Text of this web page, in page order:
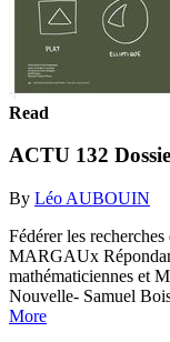
Read
ACTU 132
By Léo AUBOUIN
Fédérer les
MARGAUx
mathématiciennes et
Nouvelle- Samuel
More